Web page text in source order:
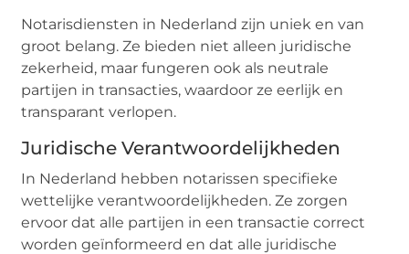
Notarisdiensten in Nederland zijn uniek en van
groot belang. Ze bieden niet alleen juridische
zekerheid, maar fungeren ook als neutrale
partijen in transacties, waardoor ze eerlijk en
transparant verlopen.
Juridische Verantwoordelijkheden
In Nederland hebben notarissen specifieke
wettelijke verantwoordelijkheden. Ze zorgen
ervoor dat alle partijen in een transactie correct
worden geïnformeerd en dat alle juridische